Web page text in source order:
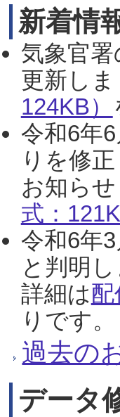
新着情
気象官
更新し
124KB）
令和6年
りを修
お知ら
式：
令和6年
と判明
詳細は
りです。
過去の
データ